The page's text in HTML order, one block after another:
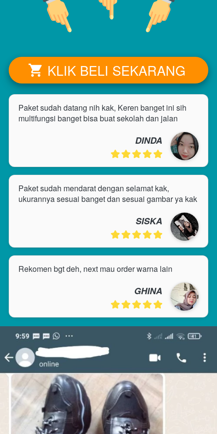
` KLIK BELI SEKARANG
Paket sudah datang nih kak, Keren banget ini sih
multifungsi banget bisa buat sekolah dan jalan
DINDA
Paket sudah mendarat dengan selamat kak,
ukurannya sesuai banget dan sesuai gambar ya kak
SISKA
Rekomen bgt deh, next mau order warna lain
GHINA